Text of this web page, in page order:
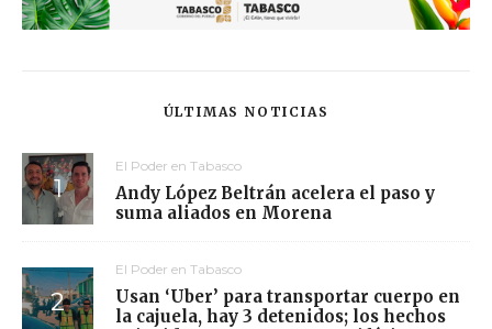
ÚLTIMAS NOTICIAS
El Poder en Tabasco
Andy López Beltrán acelera el paso y
suma aliados en Morena
El Poder en Tabasco
Usan ‘Uber’ para transportar cuerpo en
la cajuela, hay 3 detenidos; los hechos